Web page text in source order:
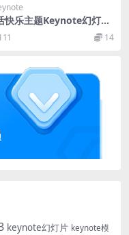
快乐主题Keynote幻灯片
模板 Happines | Keyno14
keynote幻灯片 keynote模